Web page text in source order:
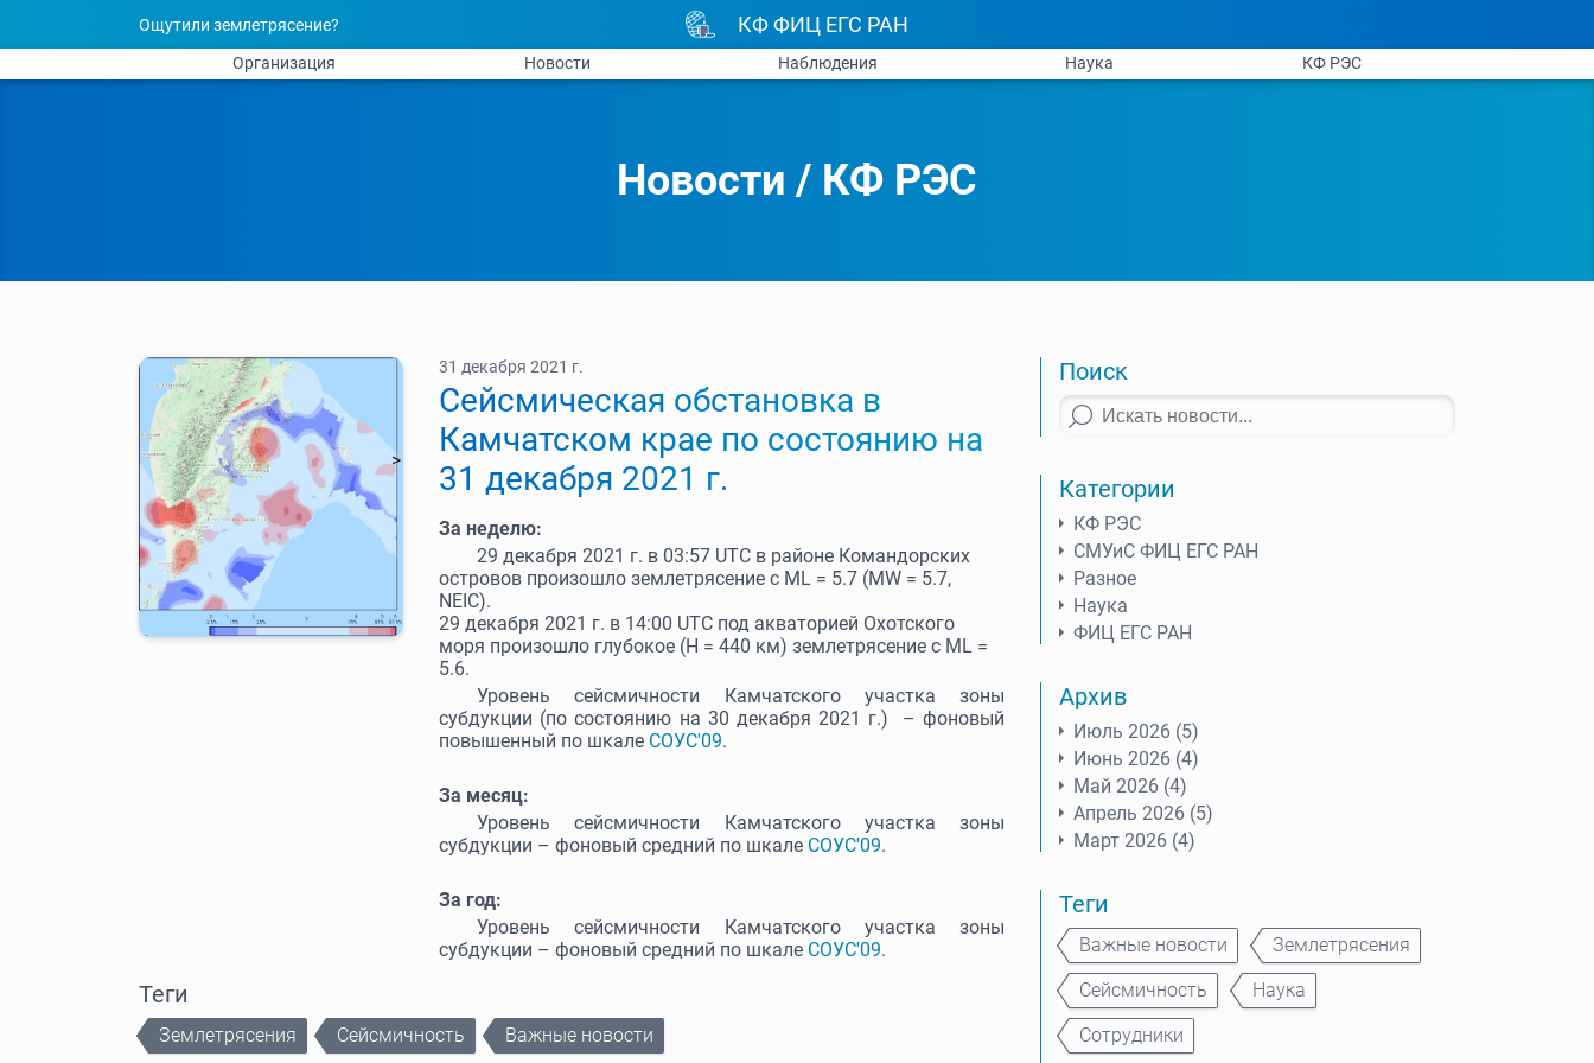
Ощутили землетрясение? КФ ФИЦ ЕГС РАН
Организация Новости Наблюдения Наука КФ РЭС
Новости / КФ РЭС
31 декабря 2021 г.
Cейсмическая обстановка в
Камчатском крае по состоянию на
31 декабря 2021 г.
За неделю:
29 декабря 2021 г. в 03:57 UTC в районе Командорских
островов произошло землетрясение с ML = 5.7 (MW = 5.7,
NEIC).
29 декабря 2021 г. в 14:00 UTC под акваторией Охотского
моря произошло глубокое (Н = 440 км) землетрясение с ML =
5.6.
Уровень сейсмичности Камчатского участка зоны
субдукции (по состоянию на 30 декабря 2021 г.) – фоновый
повышенный по шкале СОУС'09.
За месяц:
Уровень сейсмичности Камчатского участка зоны
субдукции – фоновый средний по шкале СОУС'09.
За год:
Уровень сейсмичности Камчатского участка зоны
субдукции – фоновый средний по шкале СОУС'09.
Теги
Землетрясения Сейсмичность Важные новости
Поиск
Категории
КФ РЭС
СМУиС ФИЦ ЕГС РАН
Разное
Наука
ФИЦ ЕГС РАН
Архив
Июль 2026 (5)
Июнь 2026 (4)
Май 2026 (4)
Апрель 2026 (5)
Март 2026 (4)
Теги
Важные новости
Землетрясения
Сейсмичность
Наука
Сотрудники